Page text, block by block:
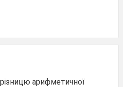
арифметичної